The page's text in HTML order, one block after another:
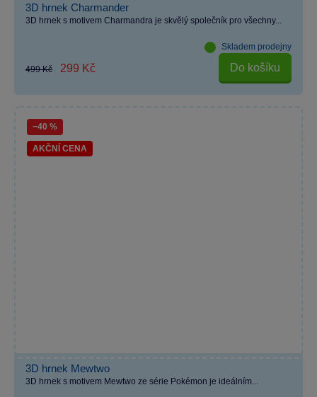
3D hrnek Charmander
3D hrnek s motivem Charmandra je skvělý společník pro všechny...
Skladem prodejny
499 Kč 299 Kč Do košíku
−40 %
AKČNÍ CENA
3D hrnek Mewtwo
3D hrnek s motivem Mewtwo ze série Pokémon je ideálním...